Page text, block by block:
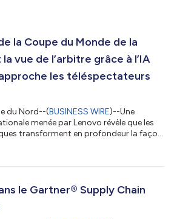
la Coupe du Monde de la
vue de l’arbitre grâce à l’IA
les téléspectateurs
du Nord--(BUSINESS WIRE)--Une
menée par Lenovo révèle que les
transforment en profondeur la façon
menée auprès de fans de
eux affirment que la technologie
de...
le Gartner® Supply Chain